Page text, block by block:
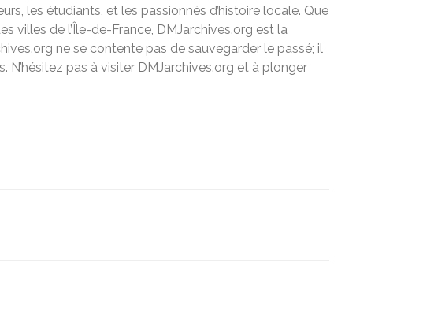
les étudiants, et les passionnés d’histoire locale. Que
villes de l’Île-de-France, DMJarchives.org est la
ne se contente pas de sauvegarder le passé; il
pas à visiter DMJarchives.org et à plonger